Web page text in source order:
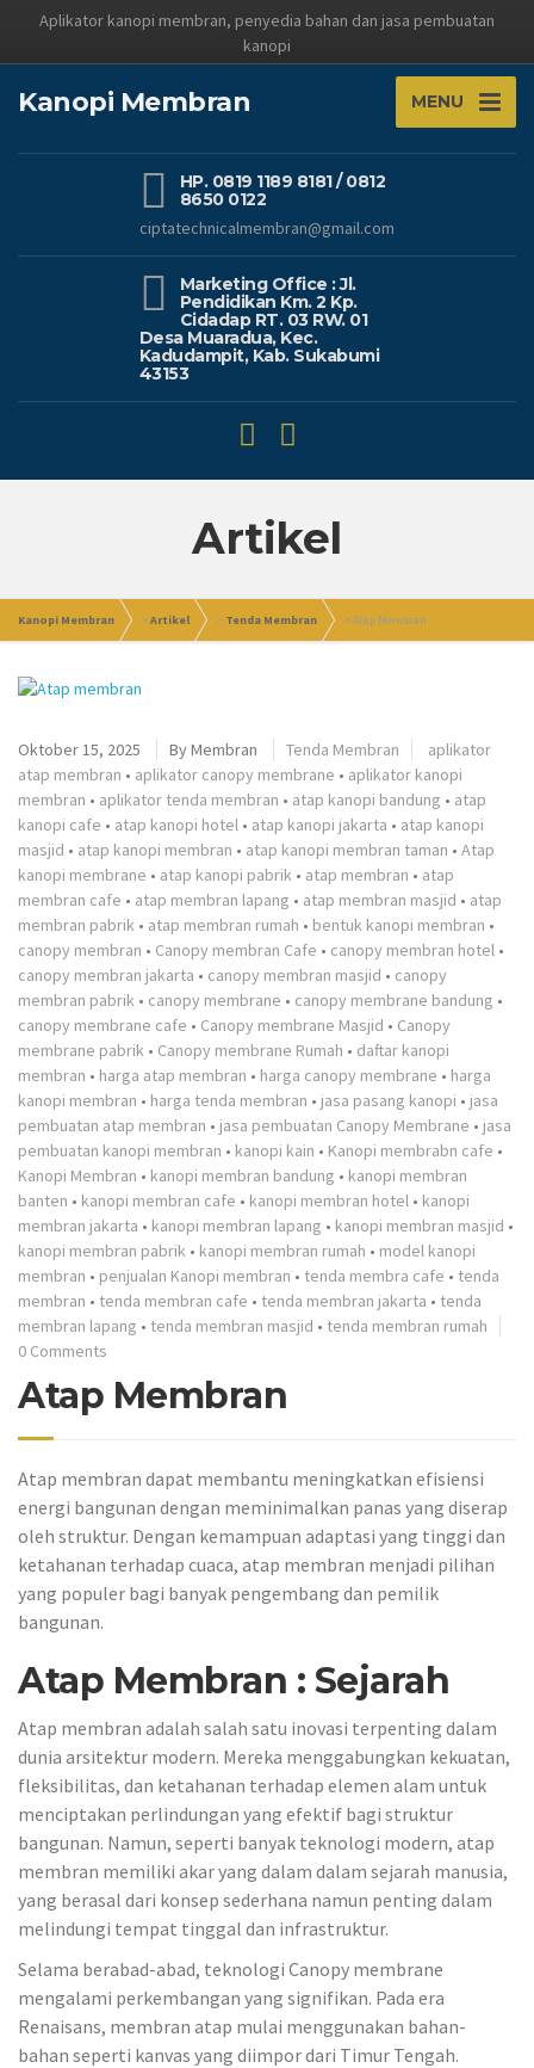
Aplikator kanopi membran, penyedia bahan dan jasa pembuatan
kanopi
Kanopi Membran MENU
HP. 0819 1189 8181 / 0812
8650 0122
ciptatechnicalmembran@gmail.com
Marketing Office : Jl.
Pendidikan Km. 2 Kp.
Cidadap RT. 03 RW. 01
Desa Muaradua, Kec.
Kadudampit, Kab. Sukabumi
43153
Artikel
Kanopi Membran >Artikel > Tenda Membran >Atap Membran
Oktober 15, 2025 ByMembran Tenda Membran
aplikator
atap membran • aplikator canopy membrane • aplikator kanopi
membran • aplikator tenda membran • atap kanopi bandung • atap
kanopi cafe • atap kanopi hotel • atap kanopi jakarta • atap kanopi
masjid • atap kanopi membran • atap kanopi membran taman • Atap
kanopi membrane • atap kanopi pabrik • atap membran • atap
membran cafe • atap membran lapang • atap membran masjid • atap
membran pabrik • atap membran rumah • bentuk kanopi membran •
canopy membran • Canopy membran Cafe • canopy membran hotel •
canopy membran jakarta • canopy membran masjid • canopy
membran pabrik • canopy membrane • canopy membrane bandung •
canopy membrane cafe • Canopy membrane Masjid • Canopy
membrane pabrik • Canopy membrane Rumah • daftar kanopi
membran • harga atap membran • harga canopy membrane • harga
kanopi membran • harga tenda membran • jasa pasang kanopi • jasa
pembuatan atap membran • jasa pembuatan Canopy Membrane • jasa
pembuatan kanopi membran • kanopi kain • Kanopi membrabn cafe •
Kanopi Membran • kanopi membran bandung • kanopi membran
banten • kanopi membran cafe • kanopi membran hotel • kanopi
membran jakarta • kanopi membran lapang • kanopi membran masjid •
kanopi membran pabrik • kanopi membran rumah • model kanopi
membran • penjualan Kanopi membran • tenda membra cafe • tenda
membran • tenda membran cafe • tenda membran jakarta • tenda
membran lapang • tenda membran masjid • tenda membran rumah
0 Comments
Atap Membran
Atap membran dapat membantu meningkatkan efisiensi
energi bangunan dengan meminimalkan panas yang diserap
oleh struktur. Dengan kemampuan adaptasi yang tinggi dan
ketahanan terhadap cuaca, atap membran menjadi pilihan
yang populer bagi banyak pengembang dan pemilik
bangunan.
Atap Membran : Sejarah
Atap membran adalah salah satu inovasi terpenting dalam
dunia arsitektur modern. Mereka menggabungkan kekuatan,
fleksibilitas, dan ketahanan terhadap elemen alam untuk
menciptakan perlindungan yang efektif bagi struktur
bangunan. Namun, seperti banyak teknologi modern, atap
membran memiliki akar yang dalam dalam sejarah manusia,
yang berasal dari konsep sederhana namun penting dalam
melindungi tempat tinggal dan infrastruktur.
Selama berabad-abad, teknologi Canopy membrane
mengalami perkembangan yang signifikan. Pada era
Renaisans, membran atap mulai menggunakan bahan-
bahan seperti kanvas yang diimpor dari Timur Tengah.